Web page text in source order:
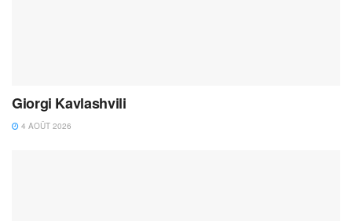
Giorgi Kavlashvili
4 AOÛT 2026